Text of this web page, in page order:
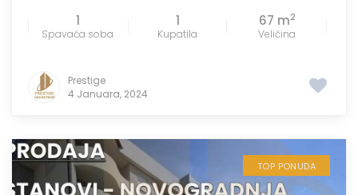
1
Spavaća soba
1
Kupatila
67 m2
Veličina
Prestige
4 Januara, 2024
TOP PONUDA